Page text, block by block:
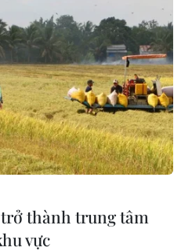
hội đầu năm tại các địa
các đoàn thanh tra đột xuất các lễ
trục lợi, tuyên truyền mê tín dị đoan
thành trung tâm
vực